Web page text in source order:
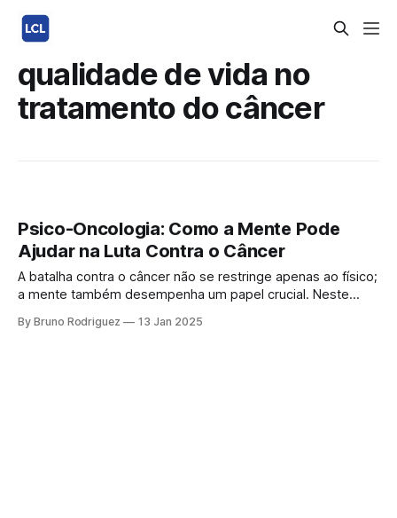
qualidade de vida no
tratamento do câncer
Psico-Oncologia: Como a Mente Pode
Ajudar na Luta Contra o Câncer
A batalha contra o câncer não se restringe apenas ao físico;
a mente também desempenha um papel crucial. Neste
transformar a experiência de um paciente, oferecendo
By Bruno Rodriguez 13 Jan 2025